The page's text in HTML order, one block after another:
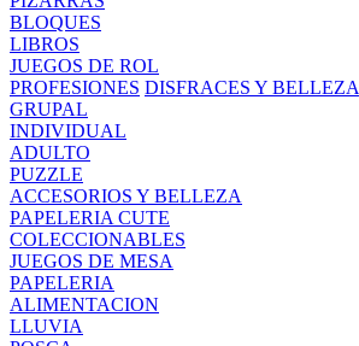
BLOQUES
LIBROS
JUEGOS DE ROL
PROFESIONES DISFRACES Y BELLEZA
GRUPAL
INDIVIDUAL
ADULTO
PUZZLE
ACCESORIOS Y BELLEZA
PAPELERIA CUTE
COLECCIONABLES
JUEGOS DE MESA
PAPELERIA
ALIMENTACION
LLUVIA